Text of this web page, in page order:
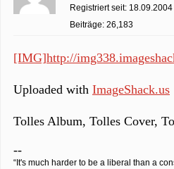
Registriert seit: 18.09.2004
Beiträge: 26,183
[IMG]http://
Uploaded with ImageShack.us
Tolles Album, Tolles Cover,
--
“It's much harder to be a liberal than a